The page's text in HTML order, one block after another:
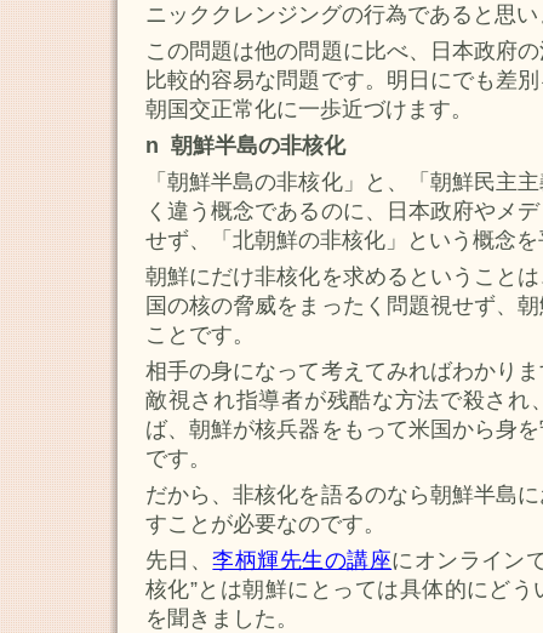
ニッククレンジングの行為であると思
この問題は他の問題に比べ、日本政府
比較的容易な問題です。明日にでも差
朝国交正常化に一歩近づけます。
n 朝鮮半島の非核化
「朝鮮半島の非核化」と、「朝鮮民主
く違う概念であるのに、日本政府やメ
せず、「北朝鮮の非核化」という概念
朝鮮にだけ非核化を求めるということ
国の核の脅威をまったく問題視せず、
ことです。
相手の身になって考えてみればわかり
敵視され指導者が残酷な方法で殺され
ば、朝鮮が核兵器をもって米国から身
です。
だから、非核化を語るのなら朝鮮半島
すことが必要なのです。
先日、李柄輝先生の講座にオンライン
核化”とは朝鮮にとっては具体的にど
を聞きました。